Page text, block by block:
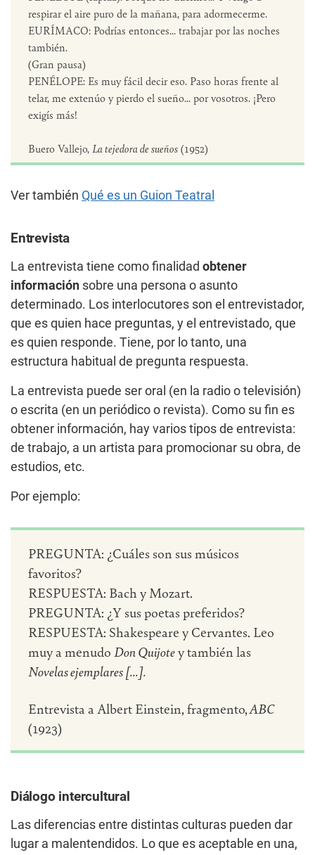
respirar el aire puro de la mañana, para adormecerme.
EURÍMACO: Podrías entonces... trabajar por las noches
también.
(Gran pausa)
PENÉLOPE: Es muy fácil decir eso. Paso horas frente al
telar, me extenúo y pierdo el sueño... por vosotros. ¡Pero
exigís más!
Buero Vallejo, La tejedora de sueños(1952)
Ver también Qué es un Guion Teatral
Entrevista
La entrevista tiene como finalidad obtener
información sobre una persona o asunto
determinado. Los interlocutores son el entrevistador,
que es quien hace preguntas, y el entrevistado, que
es quien responde. Tiene, por lo tanto, una
estructura habitual de pregunta respuesta.
La entrevista puede ser oral (en la radio o televisión)
o escrita (en un periódico o revista). Como su fin es
obtener información, hay varios tipos de entrevista:
de trabajo, a un artista para promocionar su obra, de
estudios, etc.
Por ejemplo:
PREGUNTA: ¿Cuáles son sus músicos
favoritos?
RESPUESTA: Bach y Mozart.
PREGUNTA: ¿Y sus poetas preferidos?
RESPUESTA: Shakespeare y Cervantes. Leo
muy a menudo Don Quijotey también las
Novelas ejemplares [...].
Entrevista a Albert Einstein, fragmento,ABC
(1923)
Diálogo intercultural
Las diferencias entre distintas culturas pueden dar
lugar a malentendidos. Lo que es aceptable en una,